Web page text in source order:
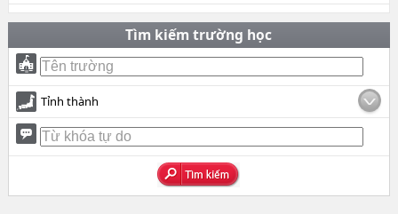
Tìm kiếm trường học
Tỉnh thành